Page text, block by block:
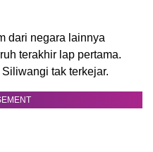
dari negara lainnya
terakhir lap pertama.
tak terkejar.